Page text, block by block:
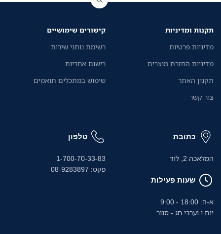
תקנות ומדיניות
מדיניות פרטיות
מדיניות החזרת מוצרים
תקנון האתר
צור קשר
קישורים שימושיים
רשימת נותני שירות
רישום אחריות
שימוש במתכלים תואמים
כתובת
המלאכה 2, לוד
שעות פעילות
א-ה: 18:00 - 9:00
יום ו וערבי חג - סגור
טלפון
1-700-70-33-83
פקס: 08-9283897